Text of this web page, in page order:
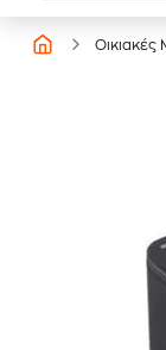
Οικιακές